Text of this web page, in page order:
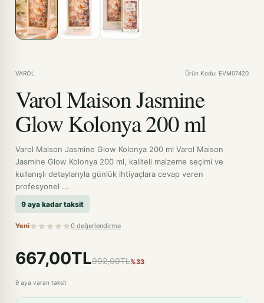
VAROL Ürün Kodu: EVM07420
Varol Maison Jasmine
Glow Kolonya 200 ml
Varol Maison Jasmine Glow Kolonya 200 ml Varol Maison
Jasmine Glow Kolonya 200 ml, kaliteli malzeme seçimi ve
kullanışlı detaylarıyla günlük ihtiyaçlara cevap veren
profesyonel ...
9 aya kadar taksit
Yeni 0 değerlendirme
667,00TL992,00TL%33
9 aya varan taksit